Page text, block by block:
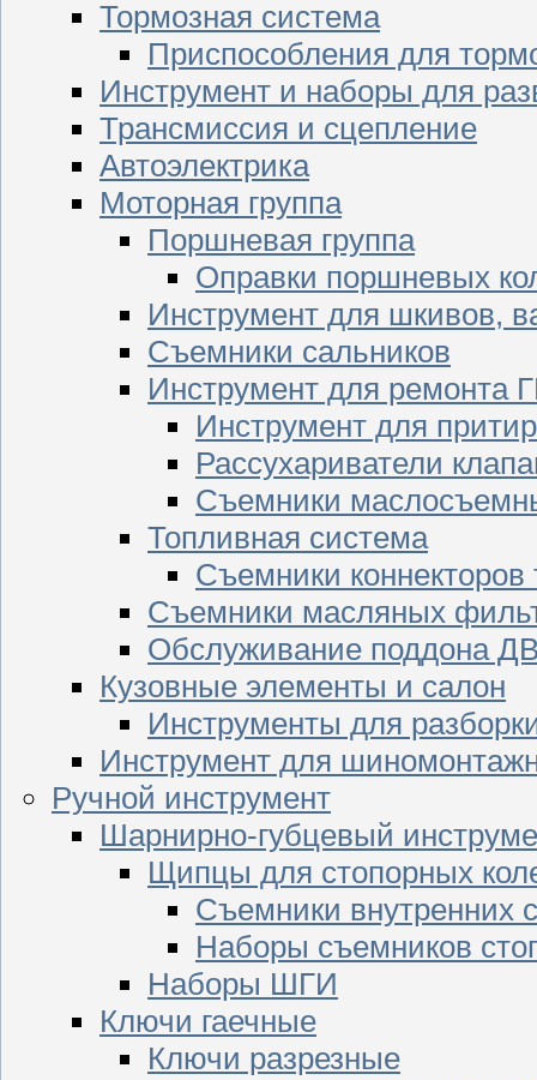
Тормозная система
Приспособления для
Инструмент и наборы для
Трансмиссия и сцепление
Автоэлектрика
Моторная группа
Поршневая группа
Оправки поршневых
Инструмент для шкивов,
Съемники сальников
Инструмент для ремонта
Инструмент для
Рассухариватели
Съемники
Топливная система
Съемники
Съемники масляных
Обслуживание поддона
Кузовные элементы и салон
Инструменты для
Инструмент для
Ручной инструмент
Шарнирно-губцевый
Щипцы для стопорных
Съемники внутренних
Наборы съемников
Наборы ШГИ
Ключи гаечные
Ключи разрезные